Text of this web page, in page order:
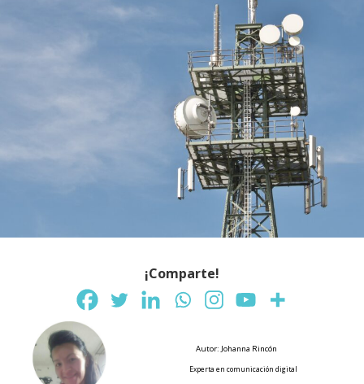
¡Comparte!
Autor: Johanna Rincón
Experta en comunicación digital